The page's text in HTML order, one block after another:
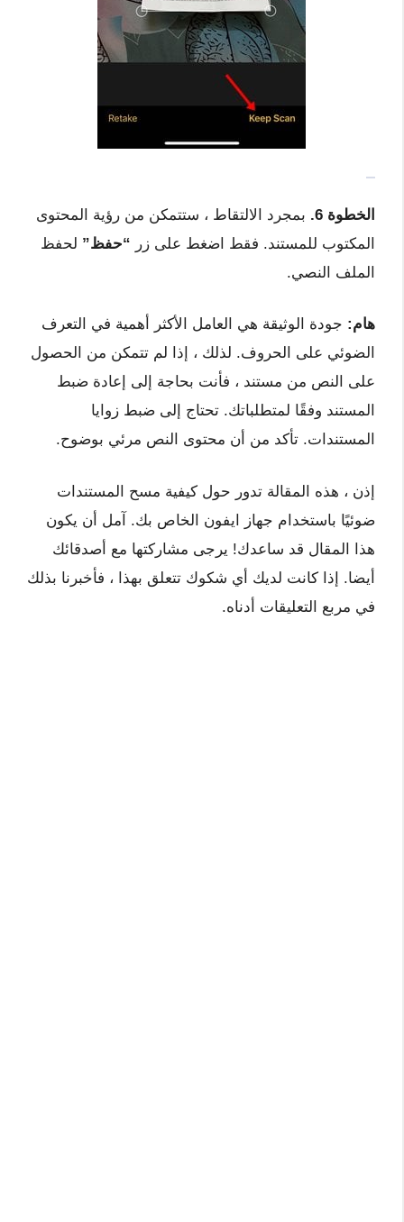
الخطوة 6.
بمجرد الالتقاط ، ستتمكن من رؤية المحتوى
المكتوب للمستند. فقط اضغط على زر “حفظ” لحفظ
الملف النصي.
هام: جودة الوثيقة هي العامل الأكثر أهمية في التعرف
الضوئي على الحروف. لذلك ، إذا لم تتمكن من الحصول
على النص من مستند ، فأنت بحاجة إلى إعادة ضبط
المستند وفقًا لمتطلباتك. تحتاج إلى ضبط زوايا
المستندات. تأكد من أن محتوى النص مرئي بوضوح.
إذن ، هذه المقالة تدور حول كيفية مسح المستندات
ضوئيًا باستخدام جهاز ايفون الخاص بك. آمل أن يكون
هذا المقال قد ساعدك! يرجى مشاركتها مع أصدقائك
أيضا. إذا كانت لديك أي شكوك تتعلق بهذا ، فأخبرنا بذلك
في مربع التعليقات أدناه.